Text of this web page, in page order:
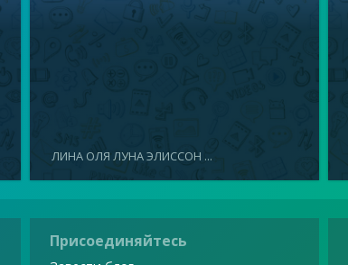
ЛИНА ОЛЯ ЛУНА ЭЛИССОН ...
Присоединяйтесь